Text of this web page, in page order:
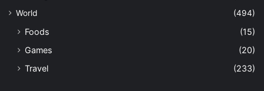
World
(494)
Foods
(15)
Games
(20)
Travel
(233)